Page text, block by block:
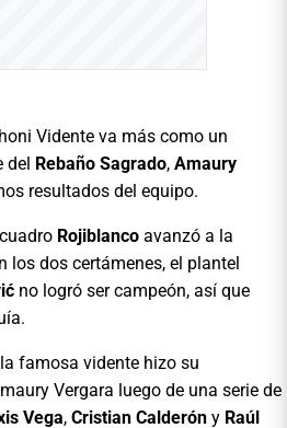
Vidente va más como un
del Rebaño Sagrado, Amaury
resultados del equipo.
Rojiblanco avanzó a la
los dos certámenes, el plantel
no logró ser campeón, así que
famosa vidente hizo su
Vergara luego de una serie de
Vega, Cristian Calderón y Raúl